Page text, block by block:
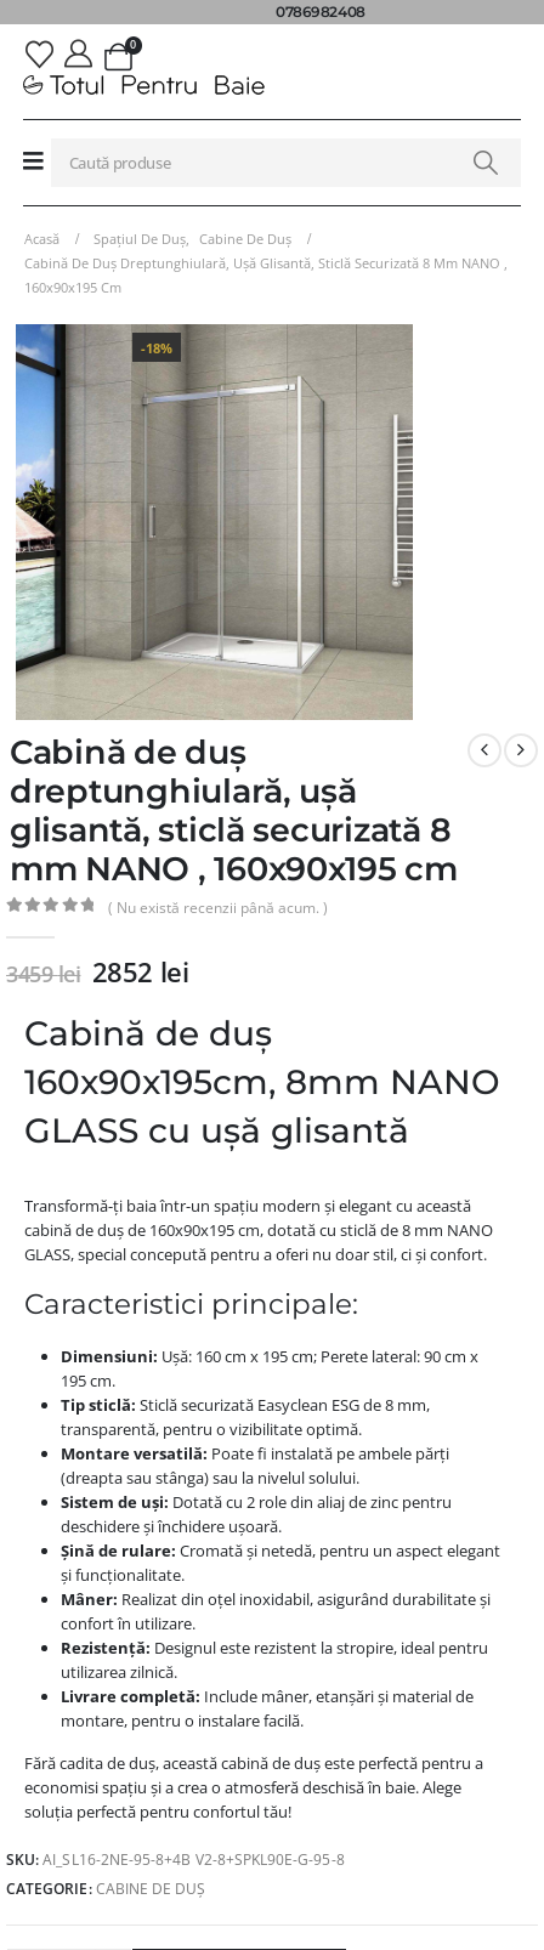
0786982408
0
Acasă Spațiul De Duș
Cabine De Duș
Cabină De Duș Dreptunghiulară, Ușă Glisantă, Sticlă Securizată 8 Mm NANO ,
160x90x195 Cm
-18%
Cabină de duș
dreptunghiulară, ușă
glisantă, sticlă securizată 8
mm NANO , 160x90x195 cm
( Nu există recenzii până acum. )
3459lei 2852 lei
Cabină de duș
160x90x195cm, 8mm NANO
GLASS cu ușă glisantă
Transformă-ți baia într-un spațiu modern și elegant cu această
cabină de duș de 160x90x195 cm, dotată cu sticlă de 8 mm NANO
GLASS, special concepută pentru a oferi nu doar stil, ci și confort.
Caracteristici principale:
Dimensiuni: Ușă: 160 cm x 195 cm; Perete lateral: 90 cm x
195 cm.
Tip sticlă: Sticlă securizată Easyclean ESG de 8 mm,
transparentă, pentru o vizibilitate optimă.
Montare versatilă: Poate fi instalată pe ambele părți
(dreapta sau stânga) sau la nivelul solului.
Sistem de uși: Dotată cu 2 role din aliaj de zinc pentru
deschidere și închidere ușoară.
Șină de rulare: Cromată și netedă, pentru un aspect elegant
și funcționalitate.
Mâner: Realizat din oțel inoxidabil, asigurând durabilitate și
confort în utilizare.
Rezistență: Designul este rezistent la stropire, ideal pentru
utilizarea zilnică.
Livrare completă: Include mâner, etanșări și material de
montare, pentru o instalare facilă.
Fără cadita de duș, această cabină de duș este perfectă pentru a
economisi spațiu și a crea o atmosferă deschisă în baie. Alege
soluția perfectă pentru confortul tău!
SKU:AI_SL16-2NE-95-8+4B V2-8+SPKL90E-G-95-8
CATEGORIE:CABINE DE DUȘ